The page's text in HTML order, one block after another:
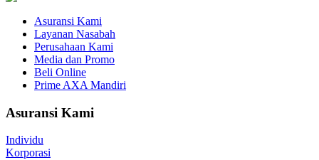
Asuransi Kami
Layanan Nasabah
Perusahaan Kami
Media dan Promo
Beli Online
Prime AXA Mandiri
Asuransi Kami
Individu
Korporasi